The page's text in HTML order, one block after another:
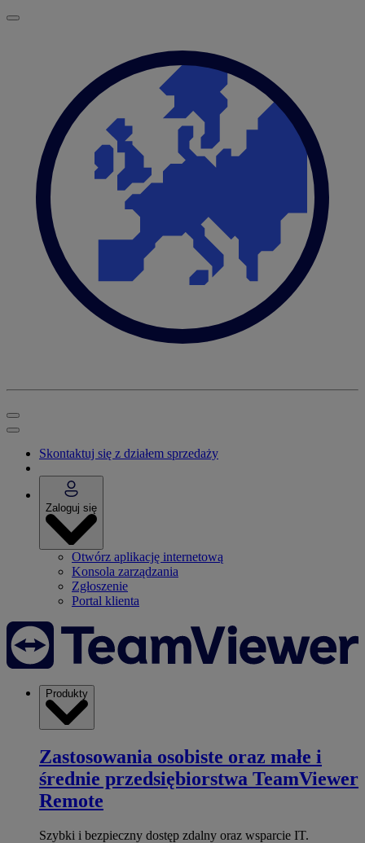
Skontaktuj się z działem sprzedaży
Zaloguj się
Otwórz aplikację internetową
Konsola zarządzania
Zgłoszenie
Portal klienta
Produkty
Zastosowania osobiste oraz małe i
średnie przedsiębiorstwa TeamViewer
Remote
Szybki i bezpieczny dostęp zdalny oraz wsparcie IT.